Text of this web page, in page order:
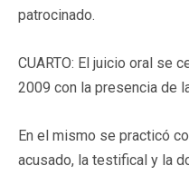
patrocinado.
CUARTO: El juicio oral se
2009 con la presencia de
En el mismo se practicó
acusado, la testifical y la